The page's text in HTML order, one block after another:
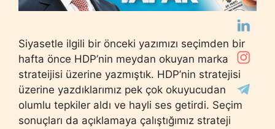
Siyasetle ilgili bir önceki yazımızı seçimden bir
hafta önce HDP’nin meydan okuyan marka
strateijisi üzerine yazmıştık. HDP’nin stratejisi
üzerine yazdıklarımız pek çok okuyucudan
olumlu tepkiler aldı ve hayli ses getirdi. Seçim
sonuçları da açıklamaya çalıştığımız strateji